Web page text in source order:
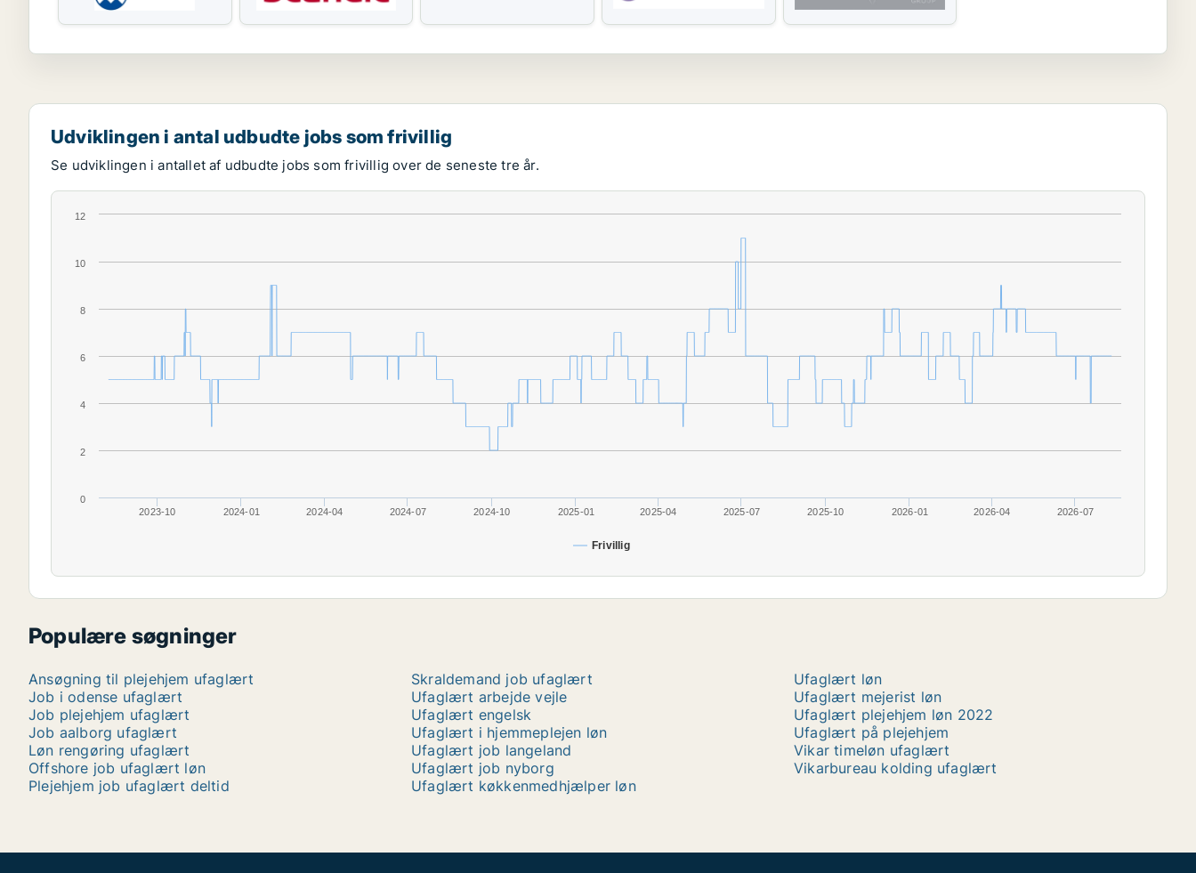
Udviklingen i antal udbudte jobs som frivillig
Se udviklingen i antallet af udbudte jobs som frivillig over de seneste tre år.
Frivillig
2023-10 2024-01 2024-04 2024-07 2024-10 2025-01 2025-04 2025-07 2025-10 2026-01 2026-04 2026-07
0
2
4
6
8
10
12
Populære søgninger
Ansøgning til plejehjem ufaglært
Job i odense ufaglært
Job plejehjem ufaglært
Job aalborg ufaglært
Løn rengøring ufaglært
Offshore job ufaglært løn
Plejehjem job ufaglært deltid
Skraldemand job ufaglært
Ufaglært arbejde vejle
Ufaglært engelsk
Ufaglært i hjemmeplejen løn
Ufaglært job langeland
Ufaglært job nyborg
Ufaglært køkkenmedhjælper løn
Ufaglært løn
Ufaglært mejerist løn
Ufaglært plejehjem løn 2022
Ufaglært på plejehjem
Vikar timeløn ufaglært
Vikarbureau kolding ufaglært